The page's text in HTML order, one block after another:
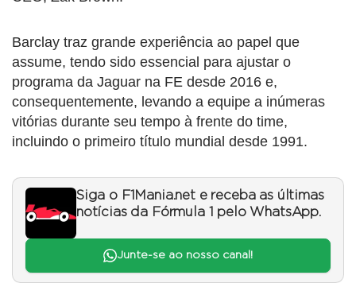
Barclay traz grande experiência ao papel que
assume, tendo sido essencial para ajustar o
programa da Jaguar na FE desde 2016 e,
consequentemente, levando a equipe a inúmeras
vitórias durante seu tempo à frente do time,
incluindo o primeiro título mundial desde 1991.
Siga o F1Mania.net e receba as últimas
notícias da Fórmula 1 pelo WhatsApp.
Junte-se ao nosso canal!